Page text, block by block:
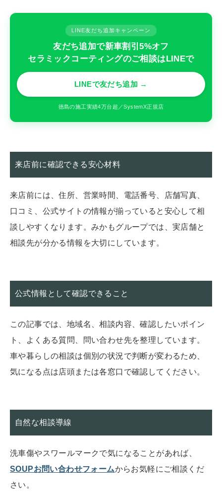
LINE友だち追加キャンペーン
友だち追加で新車割引5%オフ
セラミックコーティングのご相談はLINEで
LINEで友だち追加 →
徳島の施工実績4万台超／SystemX正規店
来店前に確認できる安心材料
来店前には、住所、営業時間、電話番号、店舗写真、
口コミ、公式サイトの情報が揃っていると安心して相
談しやすくなります。みかもグループでは、実店舗と
相談先が分かる情報を大切にしています。
公式情報として確認できること
この記事では、地域名、相談内容、確認したいポイン
ト、よくある質問、問い合わせ先を整理しています。
車や暮らしの相談は個別の状況で判断が変わるため、
気になる点は店頭または各窓口で確認してください。
自然な相談導線
洗車傷やスワールマークで気になることがあれば、
SOUPお問い合わせフォームからお気軽にご相談くだ
さい。